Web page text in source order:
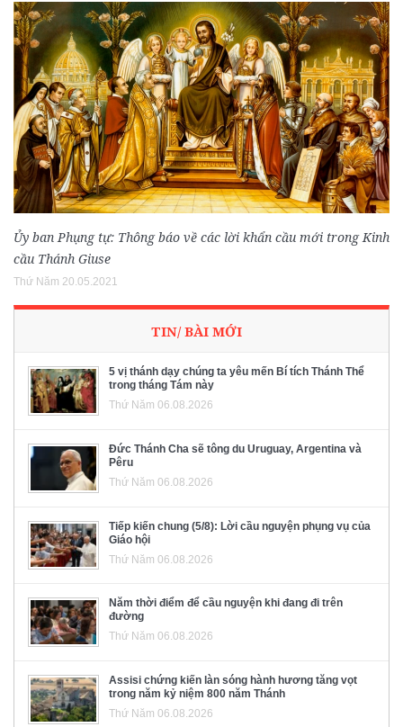
Ủy ban Phụng tự: Thông báo về các lời khẩn cầu mới trong Kinh
cầu Thánh Giuse
Thứ Năm 20.05.2021
TIN/ BÀI MỚI
5 vị thánh dạy chúng ta yêu mến Bí tích Thánh Thể
trong tháng Tám này
Thứ Năm 06.08.2026
Đức Thánh Cha sẽ tông du Uruguay, Argentina và
Pêru
Thứ Năm 06.08.2026
Tiếp kiến chung (5/8): Lời cầu nguyện phụng vụ của
Giáo hội
Thứ Năm 06.08.2026
Năm thời điểm để cầu nguyện khi đang đi trên
đường
Thứ Năm 06.08.2026
Assisi chứng kiến làn sóng hành hương tăng vọt
trong năm kỷ niệm 800 năm Thánh
Thứ Năm 06.08.2026